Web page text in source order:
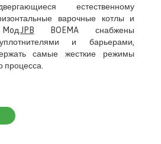
естественному
варочные котлы и
JPB BOEMA снабжены
и барьерами,
самые жесткие режимы
процесса.